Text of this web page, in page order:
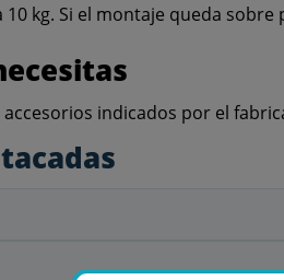
kg. Si el montaje queda
indicados por el